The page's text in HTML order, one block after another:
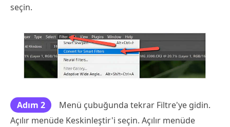
seçin.
Adım 2
Menü çubuğunda tekrar Filtre'ye gidin.
Açılır menüde Keskinleştir'i seçin. Açılır menüde